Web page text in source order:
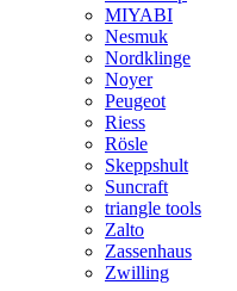
MIYABI
Nesmuk
Nordklinge
Noyer
Peugeot
Riess
Rösle
Skeppshult
Suncraft
triangle tools
Zalto
Zassenhaus
Zwilling